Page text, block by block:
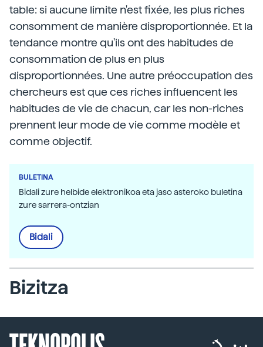
table: si aucune limite n'est fixée, les plus riches
consomment de manière disproportionnée. Et la
tendance montre qu'ils ont des habitudes de
consommation de plus en plus
disproportionnées. Une autre préoccupation des
chercheurs est que ces riches influencent les
habitudes de vie de chacun, car les non-riches
prennent leur mode de vie comme modèle et
comme objectif.
BULETINA
Bidali zure helbide elektronikoa eta jaso asteroko buletina
zure sarrera-ontzian
Bidali
Bizitza